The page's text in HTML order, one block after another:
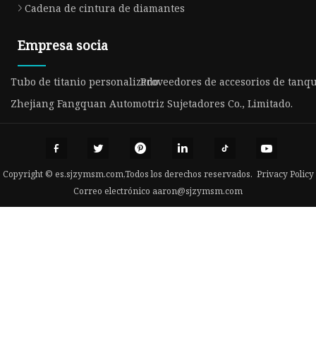
Cadena de cintura de diamantes
Empresa socia
Tubo de titanio personalizadoProveedores de accesorios de
Zhejiang Fangquan Automotriz Sujetadores Co., Limitado.
Copyright © es.sjzymsm.com,Todos los derechos reservados. Privacy Policy
Correo electrónico aaron@sjzymsm.com